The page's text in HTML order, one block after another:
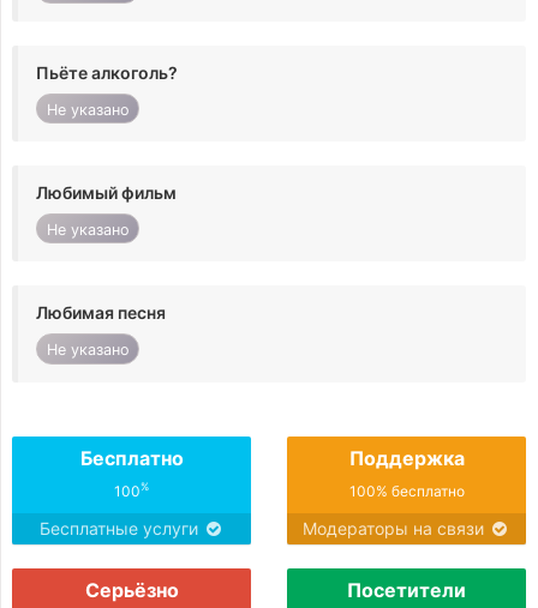
Пьёте алкоголь?
Не указано
Любимый фильм
Не указано
Любимая песня
Не указано
Бесплатно
100%
Бесплатные услуги
Поддержка
100% бесплатно
Модераторы на связи
Серьёзно Посетители